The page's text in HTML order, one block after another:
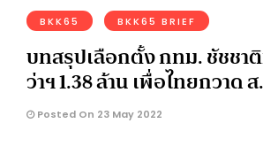
BKK65 BKK65 BRIEF
บทสรุปเลือกตั้ง กทม. ชัชชา
ว่าฯ 1.38 ล้าน เพื่อไทยกวาด
Posted On 23 May 2022